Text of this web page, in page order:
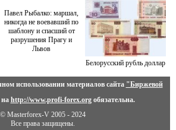
Павел Рыбалко: маршал,
никогда не воевавший по
шаблону и спасший от
разрушения Прагу и
Львов
Белорусский рубль доллар
использовании материалов сайта "Биржевой
http://www.profi-forex.orgобязательна.
© Masterforex-V 2005 - 2024
Все права защищены.